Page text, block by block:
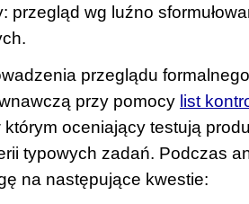
przegląd wg luźno
przeglądu
przy pomocy list
którym oceniający testują
typowych zadań. Podczas
na następujące kwestie: